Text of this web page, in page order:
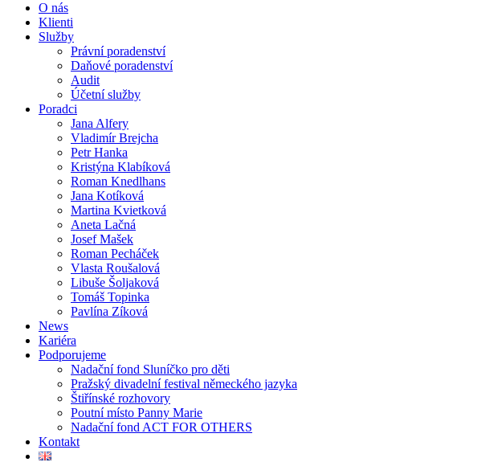
O nás
Klienti
Služby
Právní poradenství
Daňové poradenství
Audit
Účetní služby
Poradci
Jana Alfery
Vladimír Brejcha
Petr Hanka
Kristýna Klabíková
Roman Knedlhans
Jana Kotíková
Martina Kvietková
Aneta Lačná
Josef Mašek
Roman Pecháček
Vlasta Roušalová
Libuše Šoljaková
Tomáš Topinka
Pavlína Zíková
News
Kariéra
Podporujeme
Nadační fond Sluníčko pro děti
Pražský divadelní festival německého jazyka
Štiřínské rozhovory
Poutní místo Panny Marie
Nadační fond ACT FOR OTHERS
Kontakt